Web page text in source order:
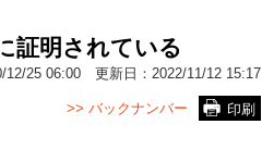
証明されている
12/25 06:00 更新日： 2022/11/12 15:17
印刷
>> バックナンバー